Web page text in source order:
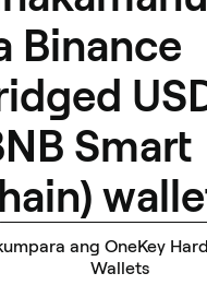
Binance
Smart
ang OneKey
Wallets